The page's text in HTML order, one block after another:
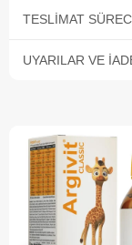
TESLIMAT
UYARILAR VE